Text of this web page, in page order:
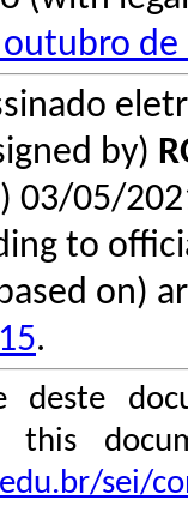
de
by)
03/05/
to
on)
.
deste
this
sei/